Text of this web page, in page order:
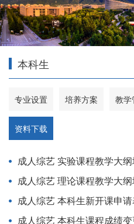
本科生
专业设置 培养方案 教学
资料下载
成人综艺 实验课程教学大
成人综艺 理论课程教学大
成人综艺 本科生新开课申